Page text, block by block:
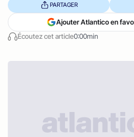
Écoutez cet article0:00min
PARTAGER
Ajouter Atlantico en